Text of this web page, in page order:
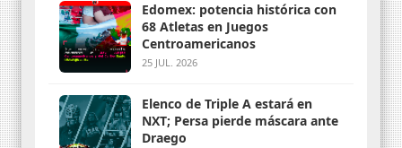
Edomex: potencia histórica con
68 Atletas en Juegos
Centroamericanos
25 JUL. 2026
Elenco de Triple A estará en
NXT; Persa pierde máscara ante
Draego